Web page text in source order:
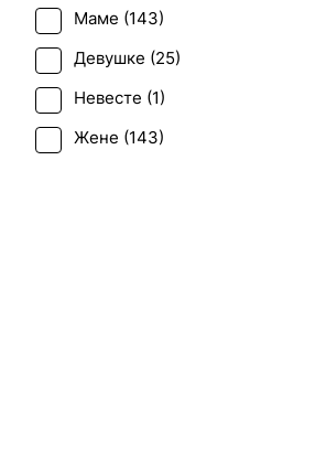
Рождение ребенка (
Рождество (134
Свадьба (3)
Татьянин день (
Маме (143)
Девушке (25)
Невесте (1)
Жене (143)